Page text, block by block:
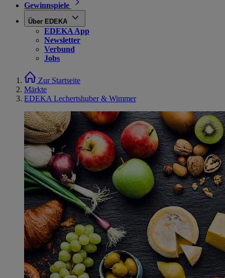
Gewinnspiele
Über EDEKA
EDEKA App
Newsletter
Verbund
Jobs
Zur Startseite
Märkte
EDEKA Lechertshuber & Wimmer